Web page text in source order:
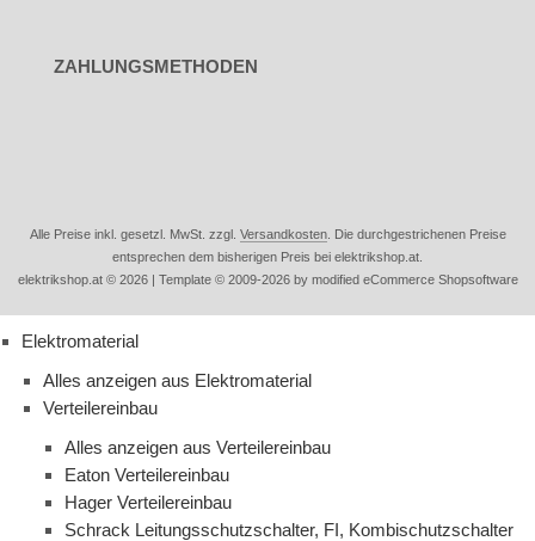
ZAHLUNGSMETHODEN
Alle Preise inkl. gesetzl. MwSt. zzgl. Versandkosten. Die durchgestrichenen Preise
entsprechen dem bisherigen Preis bei elektrikshop.at.
elektrikshop.at © 2026 | Template © 2009-2026 by modified eCommerce Shopsoftware
Elektromaterial
Alles anzeigen aus Elektromaterial
Verteilereinbau
Alles anzeigen aus Verteilereinbau
Eaton Verteilereinbau
Hager Verteilereinbau
Schrack Leitungsschutzschalter, FI, Kombischutzschalter